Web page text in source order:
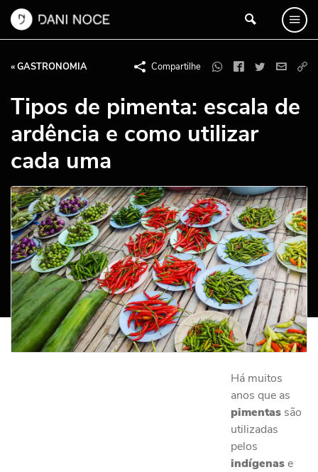
« GASTRONOMIA Compartilhe
Tipos de pimenta: escala de
ardência e como utilizar
cada uma
Há muitos
anos que as
pimentas são
utilizadas
pelos
indígenase